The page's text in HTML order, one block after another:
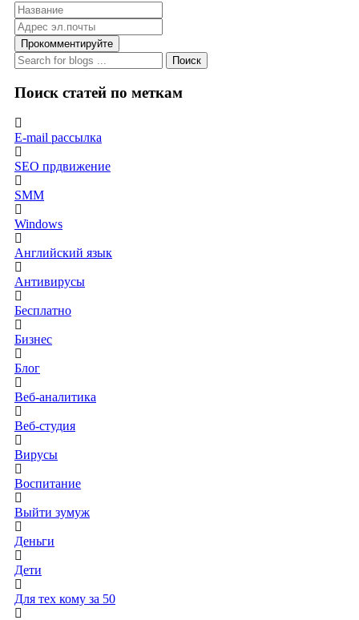
Прокомментируйте
Поиск
Поиск статей по меткам
E-mail рассылка
SEO прдвижение
SMM
Windows
Английский язык
Антивирусы
Бесплатно
Бизнес
Блог
Веб-аналитика
Веб-студия
Вирусы
Воспитание
Выйти зумуж
Деньги
Дети
Для тех кому за 50